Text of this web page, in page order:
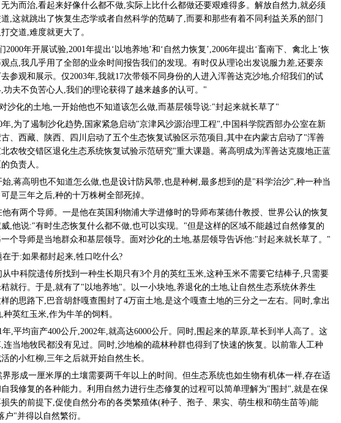
为而治,看起来好像什么都不做,实际上比什么都做还要艰难得多。解放自然力,就必须
,这就跳出了恢复生态学或者自然科学的范畴了,而要和那些有着不同利益关系的部门
交道,难度就更大了。
2000年开展试验,2001年提出‘以地养地’和‘自然力恢复’,2006年提出‘畜南下、禽北上’恢
点,我几乎用了全部的业余时间报告我们的发现。有时仅从理论出发说服力差,还要亲
参观和展示。仅2003年,我就17次带领不同身份的人进入浑善达克沙地,介绍我们的试
功夫不负苦心人,我们的理论获得了越来越多的认可。"
沙化的土地,一开始他也不知道该怎么做,而基层领导说:"封起来就长草了"
年,为了遏制沙化趋势,国家紧急启动"京津风沙源治理工程",中国科学院西部办公室在新
、西藏、陕西、四川启动了五个生态恢复试验区示范项目,其中在内蒙古启动了"浑善
农牧交错区退化生态系统恢复试验示范研究"重大课题。蒋高明成为浑善达克腹地正蓝
负责人。
始,蒋高明也不知道怎么做,也是设计防风带,也是种树,最多想到的是"科学治沙",种一种当
是三年之后,种的十万株树全部死掉。
他有两个导师。一是他在英国利物浦大学进修时的导师布莱德什教授、世界公认的恢复
,他说:"有时生态恢复什么都不做,也可以实现。"但是这样的区域不能越过自然修复的
个导师是当地群众和基层领导。面对沙化的土地,基层领导告诉他:"封起来就长草了。"
在于:如果都封起来,牲口吃什么?
从中科院遗传所找到一种生长期只有3个月的英红玉米,这种玉米不需要它结棒子,只需要
就行。于是,就有了"以地养地"。以一小块地,养退化的土地,让自然生态系统休养生
的思路下,巴音胡舒嘎查围封了4万亩土地,是这个嘎查土地的三分之一左右。同时,拿出
,种英红玉米,作为牛羊的饲料。
年,平均亩产400公斤,2002年,就高达6000公斤。同时,围起来的草原,草长到半人高了。这
连当地牧民都没有见过。同时,沙地榆的疏林种群也得到了快速的恢复。以前靠人工种
的小红柳,三年之后就开始自然生长。
界形成一厘米厚的土壤需要两千年以上的时间。但生态系统也如生物有机体一样,存在适
我修复的各种能力。利用自然力进行生态修复的过程可以简单理解为"围封",就是在保
失的前提下,促使自然分布的各类繁殖体(种子、孢子、果实、萌生根和萌生苗等)能
户"并得以自然繁衍。